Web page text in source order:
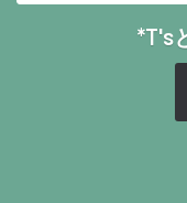
*T's